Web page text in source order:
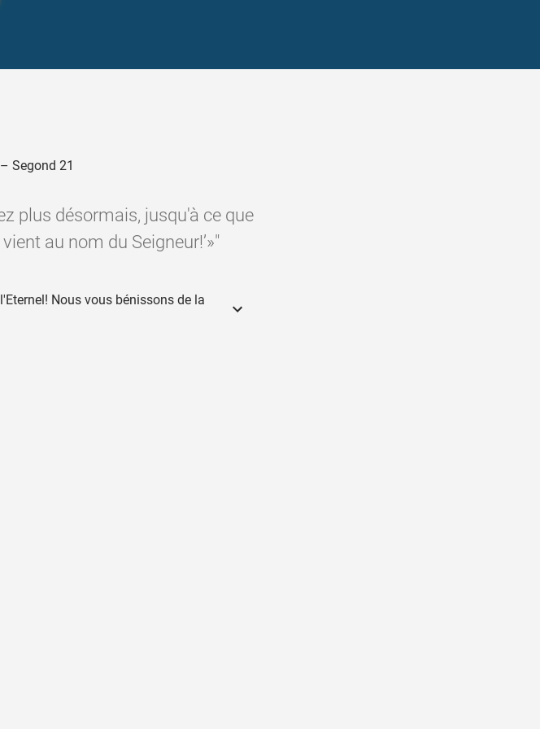
– Segond 21
plus désormais, jusqu'à ce que
au nom du Seigneur!’»"
Nous vous bénissons de la